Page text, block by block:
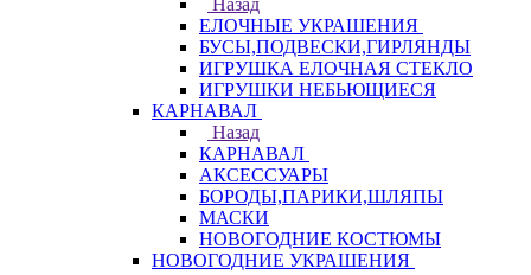
Назад
ЕЛОЧНЫЕ УКРАШЕНИЯ
БУСЫ,ПОДВЕСКИ,ГИРЛЯНДЫ
ИГРУШКА ЕЛОЧНАЯ СТЕКЛО
ИГРУШКИ НЕБЬЮЩИЕСЯ
КАРНАВАЛ
Назад
КАРНАВАЛ
АКСЕССУАРЫ
БОРОДЫ,ПАРИКИ,ШЛЯПЫ
МАСКИ
НОВОГОДНИЕ КОСТЮМЫ
НОВОГОДНИЕ УКРАШЕНИЯ